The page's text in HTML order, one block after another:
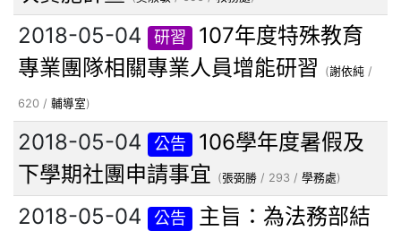
2018-05-04 研習
107年度特殊教育
專業團隊相關專業人員增能研習
(謝依純 /
620 / 輔導室)
2018-05-04 公告
106學年度暑假及
下學期社團申請事宜
(張弼勝 / 293 / 學務處)
2018-05-04 公告
主旨：為法務部結